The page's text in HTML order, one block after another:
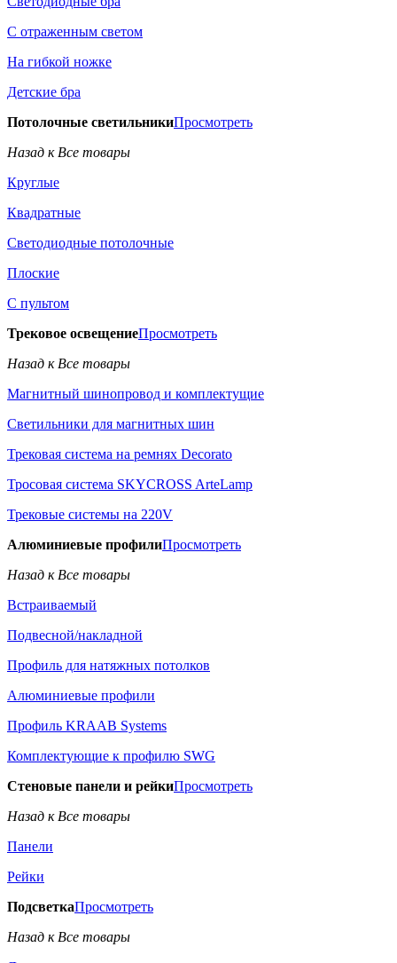
С отраженным светом
На гибкой ножке
Детские бра
Потолочные светильникиПросмотреть
Назад к Все товары
Круглые
Квадратные
Светодиодные потолочные
Плоские
С пультом
Трековое освещениеПросмотреть
Назад к Все товары
Магнитный шинопровод и комплектущие
Светильники для магнитных шин
Трековая система на ремнях Decorato
Тросовая система SKYCROSS ArteLamp
Трековые системы на 220V
Алюминиевые профилиПросмотреть
Назад к Все товары
Встраиваемый
Подвесной/накладной
Профиль для натяжных потолков
Алюминиевые профили
Профиль KRAAB Systems
Комплектующие к профилю SWG
Стеновые панели и рейкиПросмотреть
Назад к Все товары
Панели
Рейки
ПодсветкаПросмотреть
Назад к Все товары